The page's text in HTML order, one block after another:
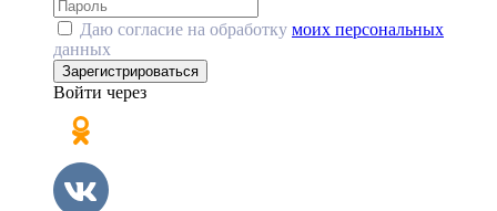
Даю согласие на обработку моих персональных
данных
Зарегистрироваться
Войти через